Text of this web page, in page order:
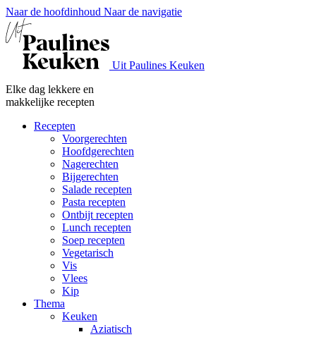
Naar de hoofdinhoud Naar de navigatie
Uit Paulines Keuken
Elke dag lekkere en
makkelijke recepten
Recepten
Voorgerechten
Hoofdgerechten
Nagerechten
Bijgerechten
Salade recepten
Pasta recepten
Ontbijt recepten
Lunch recepten
Soep recepten
Vegetarisch
Vis
Vlees
Kip
Thema
Keuken
Aziatisch